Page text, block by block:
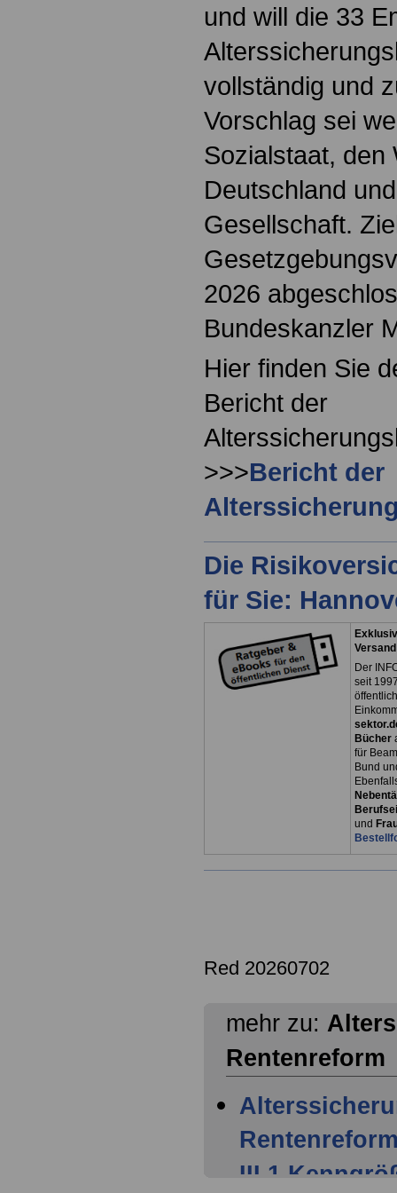
und will die 33
vollständig und
Vorschlag sei
Sozialstaat, den
Deutschland
Gesellschaft.
2026
Bundeskanzler
Hier finden Sie
Bericht der
>>>Bericht der
Die
für Sie:
Der
seit
Bücher
für
Bund
und
Red 20260702
mehr zu:
Rentenreform
III.1